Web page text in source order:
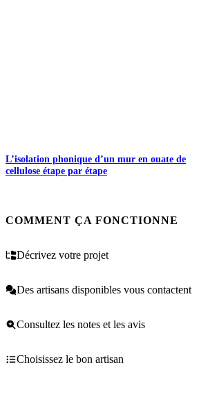
L’isolation phonique d’un mur en ouate de
cellulose étape par étape
COMMENT ÇA FONCTIONNE
Décrivez votre projet
Des artisans disponibles vous contactent
Consultez les notes et les avis
Choisissez le bon artisan